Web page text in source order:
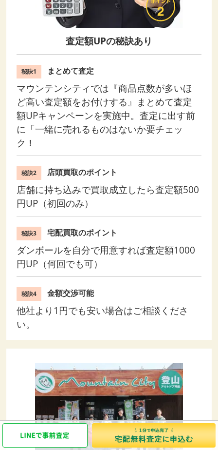
査定額UPの秘訣あり
秘訣1 まとめて査定
マウンテンシティでは『商品点数が多いほ
ど高い査定額をお付けする』まとめて査定
額UPキャンペーンを実施中。査定に出す前
に「一緒に売れるものはないか要チェッ
ク！
秘訣2 店頭買取のポイント
店舗に持ち込みで買取成立したら査定額500
円UP（初回のみ）
秘訣3 宅配買取のポイント
ダンボールを自分で用意すれば査定額1000
円UP（何回でも可）
秘訣4 金額交渉可能
他社より1円でも安い場合はご相談くださ
い。